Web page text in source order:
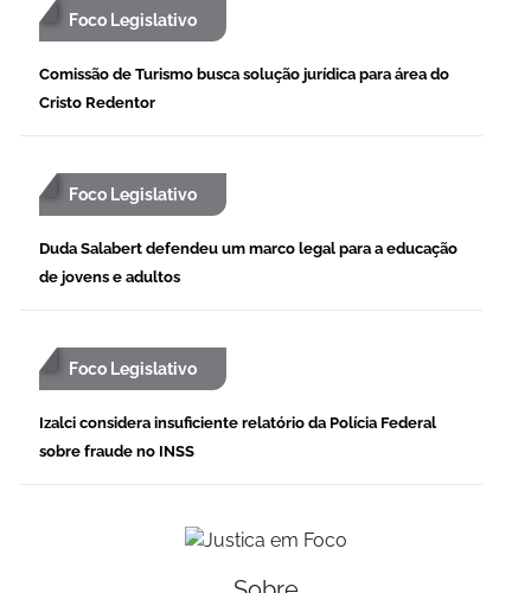
Foco Legislativo
Comissão de Turismo busca solução jurídica para área do
Cristo Redentor
Foco Legislativo
Duda Salabert defendeu um marco legal para a educação
de jovens e adultos
Foco Legislativo
Izalci considera insuficiente relatório da Polícia Federal
sobre fraude no INSS